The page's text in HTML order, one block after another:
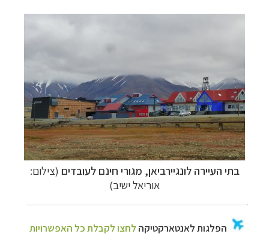
בתי העיירה לונגיירביאן, מגורי חינם לעובדים (צילום:
אוריאל ישיב)